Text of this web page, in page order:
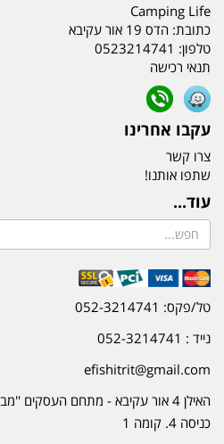
Camping Life
כתובת: הדס 19 אור עקיבא
טלפון: 0523214741
תנאי רכישה
עקבו אחרינו
צרו קשר
שתפו אותנו!
עוד...
טל/פקס: 052-3214741
נייד : 052-3214741
efishitrit@gmail.com
כניסה 4. קומה 1